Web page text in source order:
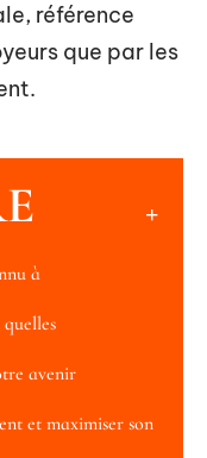
référence
que par les
à
avenir
et maximiser son